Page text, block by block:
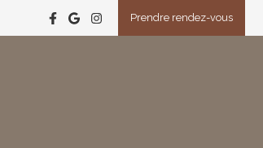
Prendre rendez-vous